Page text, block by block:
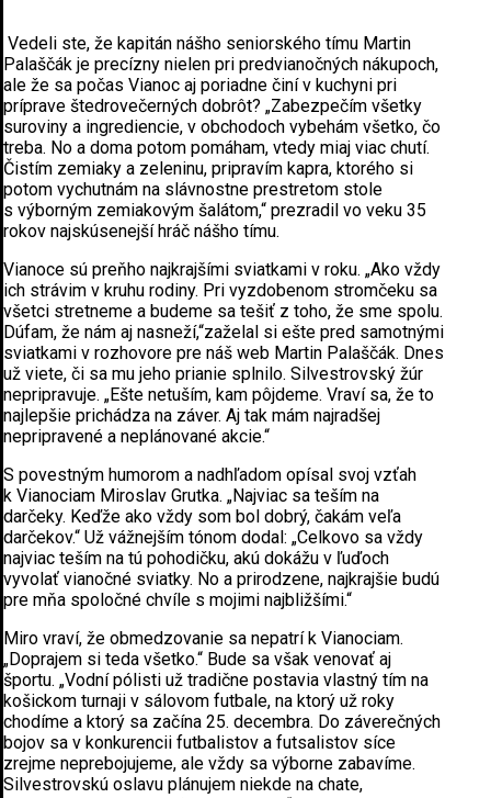
Vedeli ste, že kapitán nášho seniorského tímu Martin
Palaščák je precízny nielen pri predvianočných nákupoch,
ale že sa počas Vianoc aj poriadne činí v kuchyni pri
príprave štedrovečerných dobrôt? „Zabezpečím všetky
suroviny a ingrediencie, v obchodoch vybehám všetko, čo
treba. No a doma potom pomáham, vtedy miaj viac chutí.
Čistím zemiaky a zeleninu, pripravím kapra, ktorého si
potom vychutnám na slávnostne prestretom stole
s výborným zemiakovým šalátom,“ prezradil vo veku 35
rokov najskúsenejší hráč nášho tímu.
Vianoce sú preňho najkrajšími sviatkami v roku. „Ako vždy
ich strávim v kruhu rodiny. Pri vyzdobenom stromčeku sa
všetci stretneme a budeme sa tešiť z toho, že sme spolu.
Dúfam, že nám aj nasneží,“zaželal si ešte pred samotnými
sviatkami v rozhovore pre náš web Martin Palaščák. Dnes
už viete, či sa mu jeho prianie splnilo. Silvestrovský žúr
nepripravuje. „Ešte netuším, kam pôjdeme. Vraví sa, že to
najlepšie prichádza na záver. Aj tak mám najradšej
nepripravené a neplánované akcie.“
S povestným humorom a nadhľadom opísal svoj vzťah
k Vianociam Miroslav Grutka. „Najviac sa teším na
darčeky. Keďže ako vždy som bol dobrý, čakám veľa
darčekov.“ Už vážnejším tónom dodal: „Celkovo sa vždy
najviac teším na tú pohodičku, akú dokážu v ľuďoch
vyvolať vianočné sviatky. No a prirodzene, najkrajšie budú
pre mňa spoločné chvíle s mojimi najbližšími.“
Miro vraví, že obmedzovanie sa nepatrí k Vianociam.
„Doprajem si teda všetko.“ Bude sa však venovať aj
športu. „Vodní pólisti už tradične postavia vlastný tím na
košickom turnaji v sálovom futbale, na ktorý už roky
chodíme a ktorý sa začína 25. decembra. Do záverečných
bojov sa v konkurencii futbalistov a futsalistov síce
zrejme neprebojujeme, ale vždy sa výborne zabavíme.
Silvestrovskú oslavu plánujem niekde na chate,